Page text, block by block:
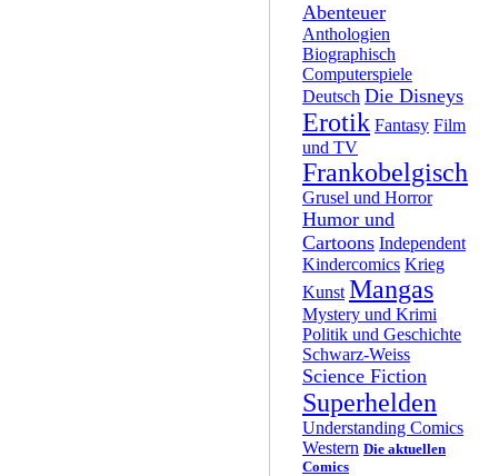
Abenteuer
Anthologien
Biographisch
Computerspiele
Deutsch Die Disneys
Erotik Fantasy Film
und TV
Frankobelgisch
Grusel und Horror
Humor und
Cartoons Independent
Kindercomics Krieg
Kunst Mangas
Mystery und Krimi
Politik und Geschichte
Schwarz-Weiss
Science Fiction
Superhelden
Understanding Comics
Western Die aktuellen
Comics